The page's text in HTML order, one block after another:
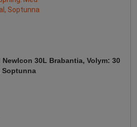
30L Brabantia, Volym: 30
Soptunna